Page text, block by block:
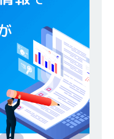
【 28卒 ｜ 東京勤務・転勤な
に特化した人材紹介サービ
ャー企業 ｜ 設立から毎年黒
右肩上がり ｜ 未経験から営
ップが目指せる環境 ｜ オ
採用企業
【 28卒 ｜ トップ企業内定の